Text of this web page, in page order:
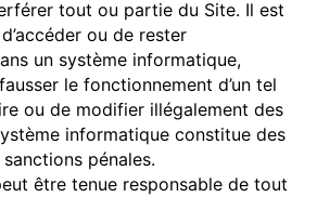
tout ou partie du Site. Il est
ou de rester
un système informatique,
le fonctionnement d’un tel
ou de modifier illégalement des
informatique constitue des
pénales.
être tenue responsable de tout